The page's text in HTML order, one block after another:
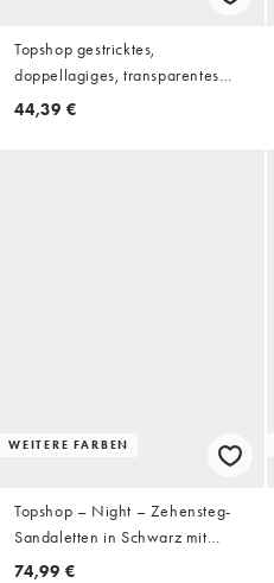
Topshop gestricktes,
doppellagiges, transparentes
Oberteil mit Wolle in Blau
44,39 €
WEITERE FARBEN
Topshop – Night – Zehensteg-
Sandaletten in Schwarz mit
Perlenverzierung und Absatz
74,99 €